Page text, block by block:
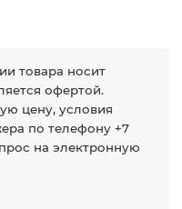
товара носит
офертой.
цену, условия
по телефону +7
на электронную